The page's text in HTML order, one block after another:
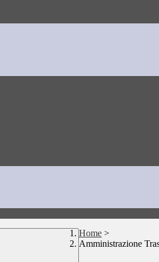
Home >
Amministrazione